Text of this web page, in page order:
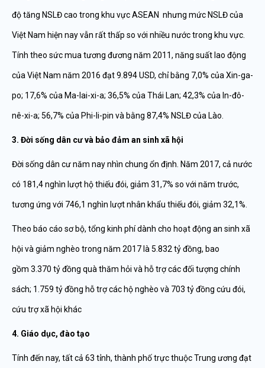
độ tăng NSLĐ cao trong khu vực ASEAN nhưng mức NSLĐ của
Việt Nam hiện nay vẫn rất thấp so với nhiều nước trong khu vực.
Tính theo sức mua tương đương năm 2011, năng suất lao động
của Việt Nam năm 2016 đạt 9.894 USD, chỉ bằng 7,0% của Xin-ga-
po; 17,6% của Ma-lai-xi-a; 36,5% của Thái Lan; 42,3% của In-đô-
nê-xi-a; 56,7% của Phi-li-pin và bằng 87,4% NSLĐ của Lào.
3. Đời sống dân cư và bảo đảm an sinh xã hội
Đời sống dân cư năm nay nhìn chung ổn định. Năm 2017, cả nước
có 181,4 nghìn lượt hộ thiếu đói, giảm 31,7% so với năm trước,
tương ứng với 746,1 nghìn lượt nhân khẩu thiếu đói, giảm 32,1%.
Theo báo cáo sơ bộ, tổng kinh phí dành cho hoạt động an sinh xã
hội và giảm nghèo trong năm 2017 là 5.832 tỷ đồng, bao
gồm 3.370 tỷ đồng quà thăm hỏi và hỗ trợ các đối tượng chính
sách; 1.759 tỷ đồng hỗ trợ các hộ nghèo và 703 tỷ đồng cứu đói,
cứu trợ xã hội khác
4. Giáo dục, đào tạo
Tính đến nay, tất cả 63 tỉnh, thành phố trực thuộc Trung ương đạt